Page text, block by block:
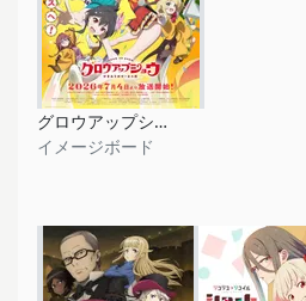
グロウアップショウ ～ひまわりのサーカス団～
イメージボード